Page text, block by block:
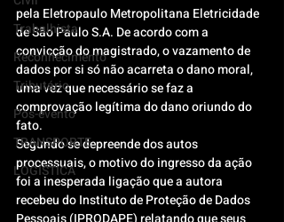
Trabalhista
Reconhecimento
Tributário
Pós-evento
TRANSPORTE
LOGISTICA
pela Eletropaulo Metropolitana Eletricidade
de São Paulo S.A. De acordo com a
convicção do magistrado, o vazamento de
dados por si só não acarreta o dano moral,
uma vez que necessário se faz a
comprovação legítima do dano oriundo do
fato.
Segundo se depreende dos autos
processuais, o motivo do ingresso da ação
foi a inesperada ligação que a autora
recebeu do Instituto de Proteção de Dados